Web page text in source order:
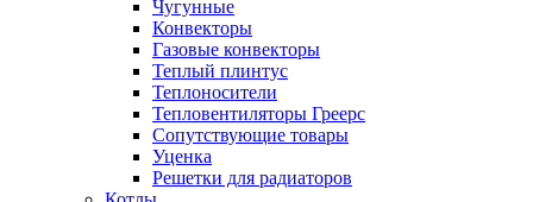
Чугунные
Конвекторы
Газовые конвекторы
Теплый плинтус
Теплоносители
Тепловентиляторы Греерс
Сопутствующие товары
Уценка
Решетки для радиаторов